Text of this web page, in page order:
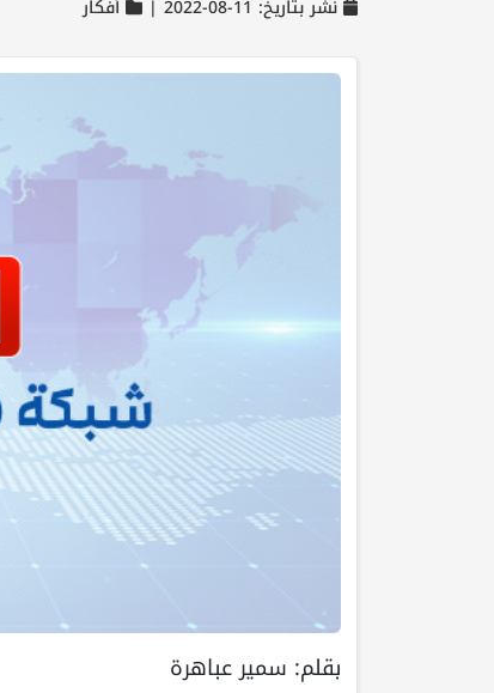
نشر بتاريخ: 11-08-2022 | أفكار
بقلم: سمير عباهرة